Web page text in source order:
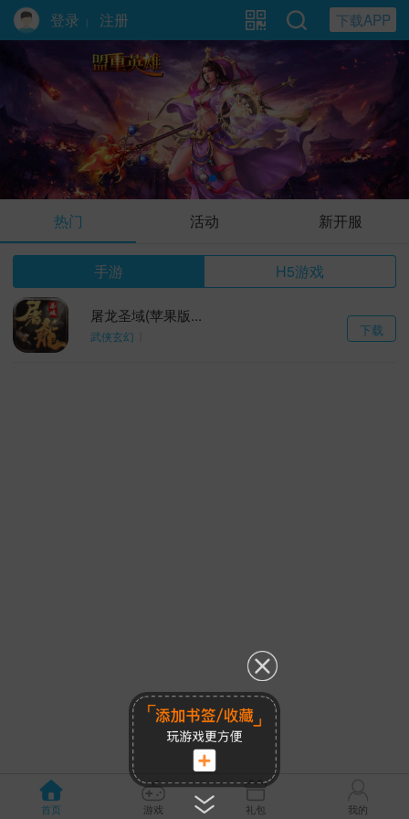
登录 | 注册 下载APP
盟重英雄
热门 活动 新开服
手游 H5游戏
下载
屠龙圣域(苹果版...
武侠玄幻
首页 游戏 礼包 我的